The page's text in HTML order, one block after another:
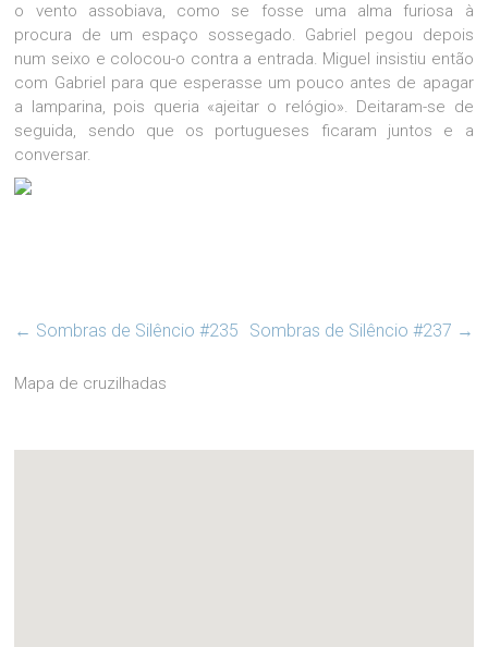
o vento assobiava, como se fosse uma alma furiosa à
procura de um espaço sossegado. Gabriel pegou depois
num seixo e colocou-o contra a entrada. Miguel insistiu então
com Gabriel para que esperasse um pouco antes de apagar
a lamparina, pois queria «ajeitar o relógio». Deitaram-se de
seguida, sendo que os portugueses ficaram juntos e a
conversar.
← Sombras de Silêncio #235 Sombras de Silêncio #237 →
Mapa de cruzilhadas